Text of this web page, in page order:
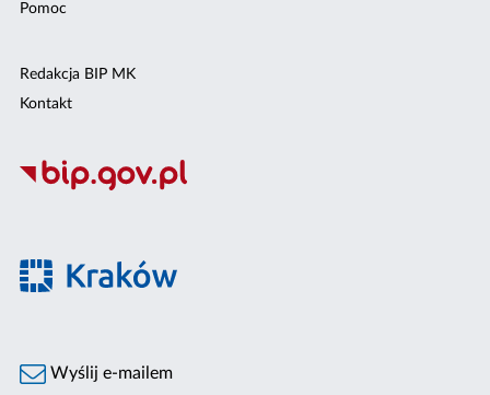
Pomoc
Redakcja BIP MK
Kontakt
Wyślij e-mailem